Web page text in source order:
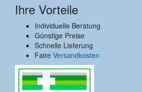
Ihre Vorteile
Individuelle Beratung
Günstige Preise
Schnelle Lieferung
Faire Versandkosten